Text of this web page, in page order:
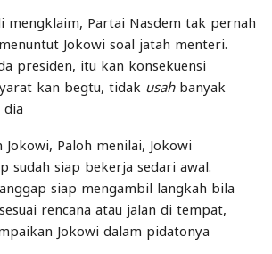
mengklaim, Partai Nasdem tak pernah
Jokowi soal jatah menteri.
presiden, itu kan konsekuensi
kan begtu, tidak usahbanyak
Paloh menilai, Jokowi
sudah siap bekerja sedari awal.
siap mengambil langkah bila
rencana atau jalan di tempat,
Jokowi dalam pidatonya.